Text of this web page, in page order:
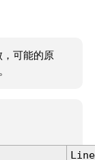
可能的原
Line